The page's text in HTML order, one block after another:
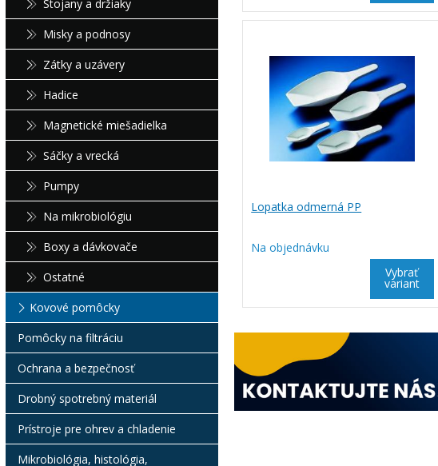
Lopatka odmerná PP
Na objednávku
Vybrať
variant
Stojany a držiaky
Misky a podnosy
Zátky a uzávery
Hadice
Magnetické miešadielka
Sáčky a vrecká
Pumpy
Na mikrobiológiu
Boxy a dávkovače
Ostatné
Kovové pomôcky
Pomôcky na filtráciu
Ochrana a bezpečnosť
Drobný spotrebný materiál
Prístroje pre ohrev a chladenie
Mikrobiológia, histológia,